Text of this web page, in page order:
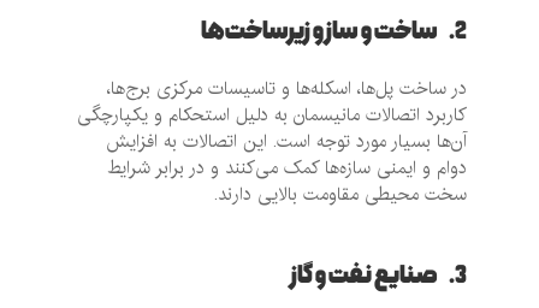
در ساخت پل‌ها، اسکله‌ها و تاسیسات مرکزی برج‌ها،
کاربرد اتصالات مانیسمان به دلیل استحکام و یکپارچگی
آن‌ها بسیار مورد توجه است. این اتصالات به افزایش
دوام و ایمنی سازه‌ها کمک می‌کنند و در برابر شرایط
سخت محیطی مقاومت بالایی دارند.